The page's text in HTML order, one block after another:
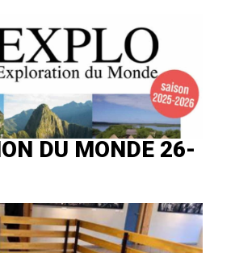
DU MONDE 26-